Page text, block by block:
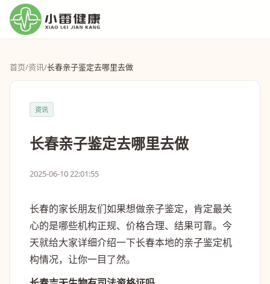
首页/资讯/长春亲子鉴定去哪里去做
资讯
长春亲子鉴定去哪里去做
2025-06-10 22:01:55
长春的家长朋友们如果想做亲子鉴定，肯定最关
心的是哪些机构正规、价格合理、结果可靠。今
天就给大家详细介绍一下长春本地的亲子鉴定机
构情况，让你一目了然。